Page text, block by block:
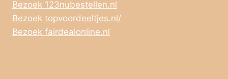
Bezoek 123nubestellen.nl
Bezoek topvoordeeltjes.nl/
Bezoek fairdealonline.nl